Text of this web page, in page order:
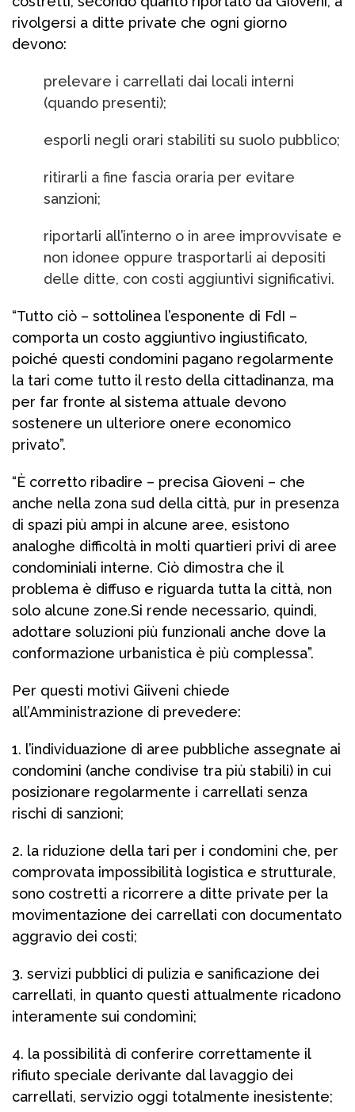
rivolgersi a ditte private che ogni giorno
devono:
prelevare i carrellati dai locali interni
(quando presenti);
esporli negli orari stabiliti su suolo pubblico;
ritirarli a fine fascia oraria per evitare
sanzioni;
riportarli all’interno o in aree improvvisate e
non idonee oppure trasportarli ai depositi
delle ditte, con costi aggiuntivi significativi.
“Tutto ciò – sottolinea l’esponente di FdI –
comporta un costo aggiuntivo ingiustificato,
poiché questi condomini pagano regolarmente
la tari come tutto il resto della cittadinanza, ma
per far fronte al sistema attuale devono
sostenere un ulteriore onere economico
privato”.
“È corretto ribadire – precisa Gioveni – che
anche nella zona sud della città, pur in presenza
di spazi più ampi in alcune aree, esistono
analoghe difficoltà in molti quartieri privi di aree
condominiali interne. Ciò dimostra che il
problema è diffuso e riguarda tutta la città, non
solo alcune zone.Si rende necessario, quindi,
adottare soluzioni più funzionali anche dove la
conformazione urbanistica è più complessa”.
Per questi motivi Giiveni chiede
all’Amministrazione di prevedere:
1. l’individuazione di aree pubbliche assegnate ai
condomini (anche condivise tra più stabili) in cui
posizionare regolarmente i carrellati senza
rischi di sanzioni;
2. la riduzione della tari per i condomìni che, per
comprovata impossibilità logistica e strutturale,
sono costretti a ricorrere a ditte private per la
movimentazione dei carrellati con documentato
aggravio dei costi;
3. servizi pubblici di pulizia e sanificazione dei
carrellati, in quanto questi attualmente ricadono
interamente sui condomìni;
4. la possibilità di conferire correttamente il
rifiuto speciale derivante dal lavaggio dei
carrellati, servizio oggi totalmente inesistente;